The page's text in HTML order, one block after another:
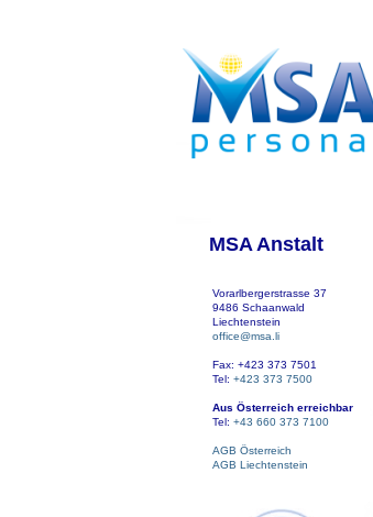
MSA Anstalt
Vorarlbergerstrasse 37
9486 Schaanwald
Liechtenstein
office@msa.li
Fax: +423 373 7501
Tel: +423 373 7500
Aus Österreich erreichbar
Tel: +43 660 373 7100
AGB Österreich
AGB Liechtenstein